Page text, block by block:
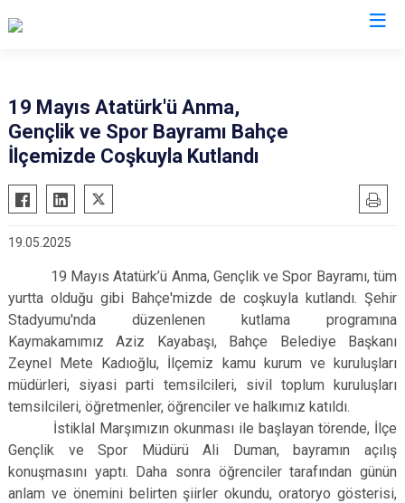
Bahçe
Düziçi
Hasanbeyli
Toprakkale
19 Mayıs Atatürk'ü Anma,
Gençlik ve Spor Bayramı Bahçe
İlçemizde Coşkuyla Kutlandı
19.05.2025
19 Mayıs Atatürk’ü Anma, Gençlik ve Spor Bayramı, tüm
yurtta olduğu gibi Bahçe'mizde de coşkuyla kutlandı. Şehir
Stadyumu'nda düzenlenen kutlama programına
Kaymakamımız Aziz Kayabaşı, Bahçe Belediye Başkanı
Zeynel Mete Kadıoğlu, İlçemiz kamu kurum ve kuruluşları
müdürleri, siyasi parti temsilcileri, sivil toplum kuruluşları
temsilcileri, öğretmenler, öğrenciler ve halkımız katıldı.
İstiklal Marşımızın okunması ile başlayan törende, İlçe
Gençlik ve Spor Müdürü Ali Duman, bayramın açılış
konuşmasını yaptı. Daha sonra öğrenciler tarafından günün
anlam ve önemini belirten şiirler okundu, oratoryo gösterisi,